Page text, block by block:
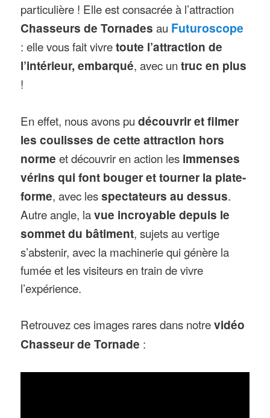
particulière ! Elle est consacrée à l’attraction
Chasseurs de Tornades au Futuroscope
: elle vous fait vivretoute l’attraction de
l’intérieur, embarqué, avec untruc en plus
!
En effet, nous avons pudécouvrir et filmer
les coulisses de cette attraction hors
norme et découvrir en action les immenses
vérins qui font bouger et tourner la plate-
forme, avec lesspectateurs au dessus.
Autre angle, lavue incroyable depuis le
sommet du bâtiment, sujets au vertige
s’abstenir, avec la machinerie qui génère la
fumée et les visiteurs en train de vivre
l’expérience.
Retrouvez ces images rares dans notrevidéo
Chasseur de Tornade :